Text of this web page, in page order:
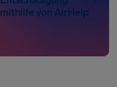
mithilfe von AirHelp